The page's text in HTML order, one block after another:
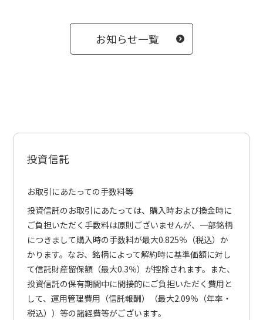
お知らせ一覧
投資信託
お取引にあたっての手数料等
投資信託のお取引にあたっては、購入時および換金時に
ご負担いただく手数料は原則ございませんが、一部銘柄
につきまして購入時の手数料が最大0.825％（税込）か
かります。なお、銘柄によって解約時に基準価額に対し
て信託財産留保額（最大0.3％）が控除されます。また、
投資信託の保有期間中に間接的にご負担いただく費用と
して、運用管理費用（信託報酬）（最大2.09％（年率・
税込））等の諸経費等がございます。